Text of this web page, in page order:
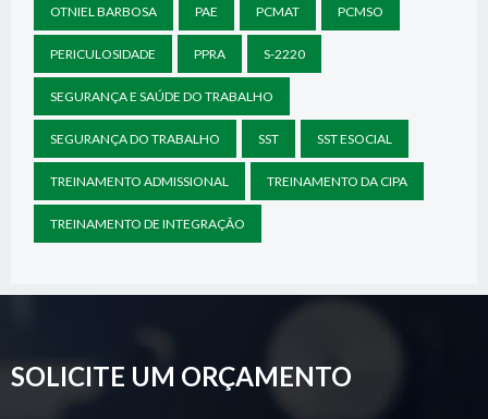
OTNIEL BARBOSA PAE PCMAT PCMSO
PERICULOSIDADE PPRA S-2220
SEGURANÇA E SAÚDE DO TRABALHO
SEGURANÇA DO TRABALHO SST SST ESOCIAL
TREINAMENTO ADMISSIONAL TREINAMENTO DA CIPA
TREINAMENTO DE INTEGRAÇÃO
SOLICITE UM ORÇAMENTO